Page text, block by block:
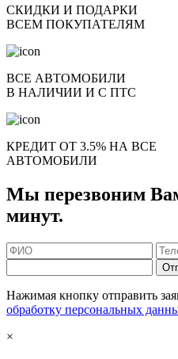
СКИДКИ И ПОДАРКИ
ВСЕМ ПОКУПАТЕЛЯМ
ВСЕ АВТОМОБИЛИ
В НАЛИЧИИ И С ПТС
КРЕДИТ ОТ 3.5% НА ВСЕ
АВТОМОБИЛИ
Мы перезвоним
минут.
Нажимая кнопку отправить
обработку персональных
×